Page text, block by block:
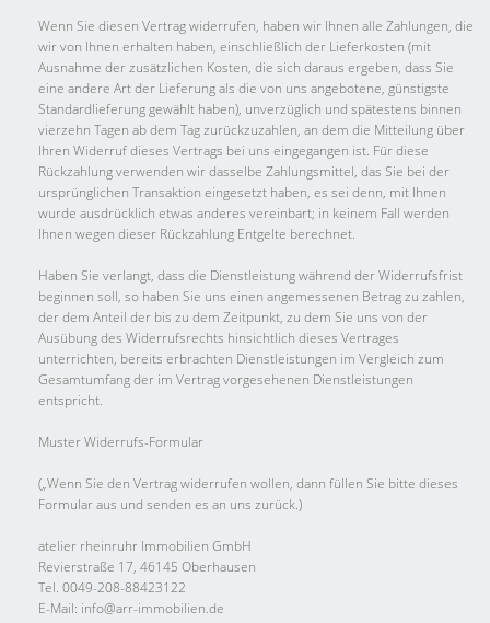
Wenn Sie diesen Vertrag widerrufen, haben wir Ihnen alle Zahlungen, die
wir von Ihnen erhalten haben, einschließlich der Lieferkosten (mit
Ausnahme der zusätzlichen Kosten, die sich daraus ergeben, dass Sie
eine andere Art der Lieferung als die von uns angebotene, günstigste
Standardlieferung gewählt haben), unverzüglich und spätestens binnen
vierzehn Tagen ab dem Tag zurückzuzahlen, an dem die Mitteilung über
Ihren Widerruf dieses Vertrags bei uns eingegangen ist. Für diese
Rückzahlung verwenden wir dasselbe Zahlungsmittel, das Sie bei der
ursprünglichen Transaktion eingesetzt haben, es sei denn, mit Ihnen
wurde ausdrücklich etwas anderes vereinbart; in keinem Fall werden
Ihnen wegen dieser Rückzahlung Entgelte berechnet.
Haben Sie verlangt, dass die Dienstleistung während der Widerrufsfrist
beginnen soll, so haben Sie uns einen angemessenen Betrag zu zahlen,
der dem Anteil der bis zu dem Zeitpunkt, zu dem Sie uns von der
Ausübung des Widerrufsrechts hinsichtlich dieses Vertrages
unterrichten, bereits erbrachten Dienstleistungen im Vergleich zum
Gesamtumfang der im Vertrag vorgesehenen Dienstleistungen
entspricht.
Muster Widerrufs-Formular
(„Wenn Sie den Vertrag widerrufen wollen, dann füllen Sie bitte dieses
Formular aus und senden es an uns zurück.)
atelier rheinruhr Immobilien GmbH
Revierstraße 17, 46145 Oberhausen
Tel. 0049-208-88423122
E-Mail: info@arr-immobilien.de